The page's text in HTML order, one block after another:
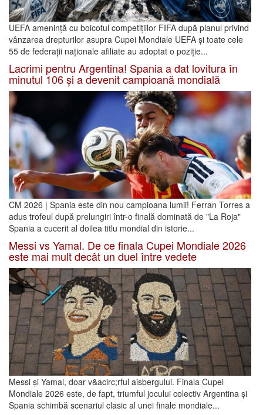
UEFA amenință cu boicotul competițiilor FIFA după planul privind
vânzarea drepturilor asupra Cupei Mondiale UEFA și toate cele
55 de federații naționale afiliate au adoptat o poziție...
Lacrimi pentru Argentina! Spania a dat lovitura în
minutul 106 și a devenit campioană mondială
CM 2026 | Spania este din nou campioana lumii! Ferran Torres a
adus trofeul după prelungiri într-o finală dominată de "La Roja"
Spania a cucerit al doilea titlu mondial din istorie...
Messi vs Yamal. De ce finala Cupei Mondiale 2026
este mai mult decât un duel între vedete
Messi și Yamal, doar v&acirc;rful aisbergului. Finala Cupei
Mondiale 2026 este, de fapt, triumful jocului colectiv Argentina și
Spania schimbă scenariul clasic al unei finale mondiale...